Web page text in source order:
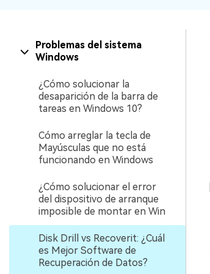
Recuperar Datos de NAS
Problemas del sistema
Windows
¿Cómo solucionar la
desaparición de la barra de
tareas en Windows 10?
Cómo arreglar la tecla de
Mayúsculas que no está
funcionando en Windows
¿Cómo solucionar el error
del dispositivo de arranque
imposible de montar en Win
Disk Drill vs Recoverit: ¿Cuál
es Mejor Software de
Recuperación de Datos?